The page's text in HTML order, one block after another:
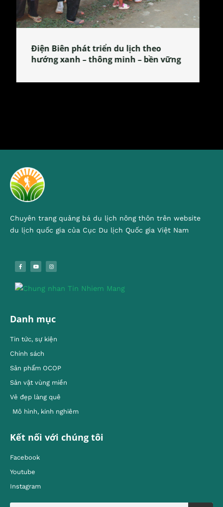
Làng làm bánh tẻ Phú Nhi – nơi lan
tỏa đặc sản xứ Đoài
Chuyên trang quảng bá du lịch nông thôn trên website
du lịch quốc gia của Cục Du lịch Quốc gia Việt Nam
Danh mục
Tin tức, sự kiện
Chính sách
Sản phẩm OCOP
Sản vật vùng miền
Vẻ đẹp làng quê
Mô hình, kinh nghiêm
Kết nối với chúng tôi
Facebook
Youtube
Instagram